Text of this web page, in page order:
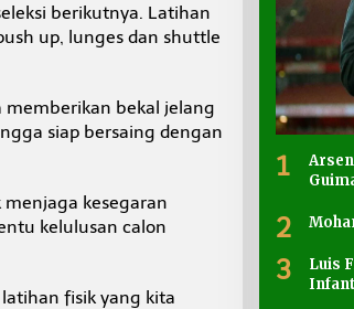
berikutnya. Latihan
up, lunges dan shuttle
memberikan bekal jelang
siap bersaing dengan
kesegaran
kelulusan calon
fisik yang kita
1
2
3
Luis